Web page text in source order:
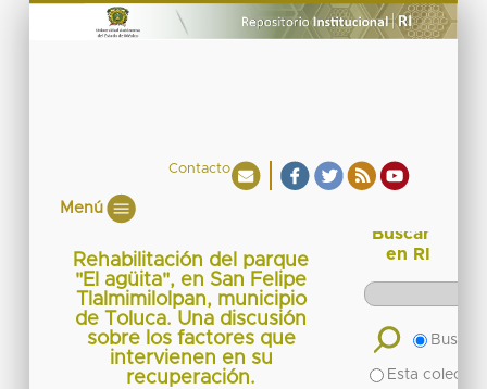
Contacto
Menú
Rehabilitación del parque
"El agüita", en San Felipe
Tlalmimilolpan, municipio
de Toluca. Una discusión
sobre los factores que
intervienen en su
recuperación.
Buscar
en RI
Buscar
Esta